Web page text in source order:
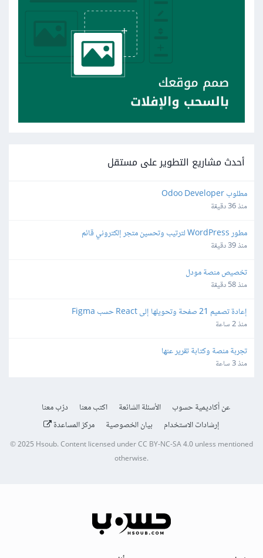
أحدث مشاريع التطوير على مستقل
مطلوب Odoo Developer
منذ 36 دقيقة
مطور WordPress لترتيب وتحسين متجر إلكتروني قائم
منذ 39 دقيقة
تخصيص منصة مودل
منذ 58 دقيقة
إعادة تصميم 21 صفحة وتحويلها إلى React حسب Figma
منذ 2 ساعة
تجربة منصة وكتابة تقرير عنها
منذ 3 ساعة
عن أكاديمية حسوب الأسئلة الشائعة اكتب معنا
درّب معنا
إرشادات الاستخدام
بيان الخصوصية مركز المساعدة
© 2025 Hsoub.Content licensed underCC BY-NC-SA 4.0unless mentioned
otherwise.